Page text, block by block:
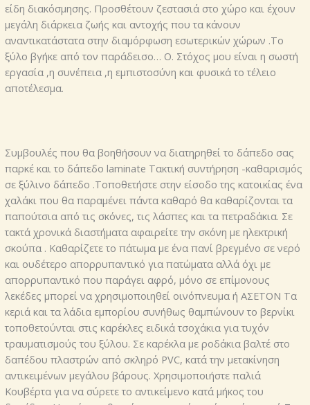
το
δάπεδο
laminate
ποσότητα
είδη διακόσμησης. Προσθέτουν ζεστασιά στο χώρο και έχουν
μεγάλη διάρκεια ζωής και αντοχής που τα κάνουν
αναντικατάστατα στην διαμόρφωση εσωτερικών χώρων .Το
ξύλο βγήκε από τον παράδεισο… Ο. Στόχος μου είναι η σωστή
εργασία ,η συνέπεια ,η εμπιστοσύνη και φυσικά το τέλειο
αποτέλεσμα.
Συμβουλές που θα βοηθήσουν να διατηρηθεί το δάπεδο σας
παρκέ και το δάπεδο laminate Τακτική συντήρηση -καθαρισμός
σε ξύλινο δάπεδο .Τοποθετήστε στην είσοδο της κατοικίας ένα
χαλάκι που θα παραμένει πάντα καθαρό θα καθαρίζονται τα
παπούτσια από τις σκόνες, τις λάσπες και τα πετραδάκια. Σε
τακτά χρονικά διαστήματα αφαιρείτε την σκόνη με ηλεκτρική
σκούπα . Καθαρίζετε το πάτωμα με ένα πανί βρεγμένο σε νερό
και ουδέτερο απορρυπαντικό για πατώματα αλλά όχι με
απορρυπαντικό που παράγει αφρό, μόνο σε επίμονους
λεκέδες μπορεί να χρησιμοποιηθεί οινόπνευμα ή ΑΣΕΤΟΝ Τα
κεριά και τα λάδια εμπορίου συνήθως θαμπώνουν το βερνίκι
τοποθετούνται στις καρέκλες ειδικά τσοχάκια για τυχόν
τραυματισμούς του ξύλου. Σε καρέκλα με ροδάκια βαλτέ στο
δαπέδου πλαστρών από σκληρό PVC, κατά την μετακίνηση
αντικειμένων μεγάλου βάρους. Χρησιμοποιήστε παλιά
Κουβέρτα για να σύρετε το αντικείμενο κατά μήκος του